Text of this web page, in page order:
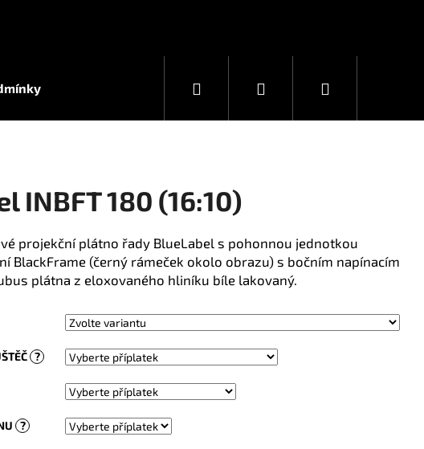
Hledat PřihlášeníNákupní
INBFT 180 (16:10)
projekční plátno řady BlueLabel s pohonnou jednotkou
BlackFrame (černý rámeček okolo obrazu) s bočním napínacím
plátna z eloxovaného hliníku bíle lakovaný.
?
?